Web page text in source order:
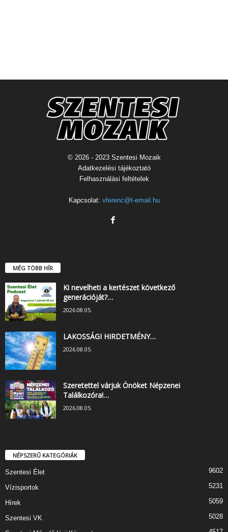
© 2026 - 2023 Szentesi Mozaik
Adatkezelési tájékoztató
Felhasználási feltételek
Kapcsolat: vferenc@t-email.hu
MÉG TÖBB HÍR
Ki nevelheti a kertészet következő
generációját?…
2026.08.05.
LAKOSSÁGI HIRDETMÉNY…
2026.08.05.
Szeretettel várjuk Önöket Népzenei
Találkozóra!…
2026.08.05.
NÉPSZERŰ KATEGÓRIÁK
Szentesi Élet 9602
Vízisportok 5231
Hírek 5059
Szentesi VK 5028